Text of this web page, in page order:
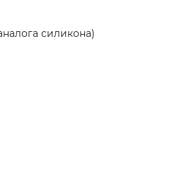
силикона)